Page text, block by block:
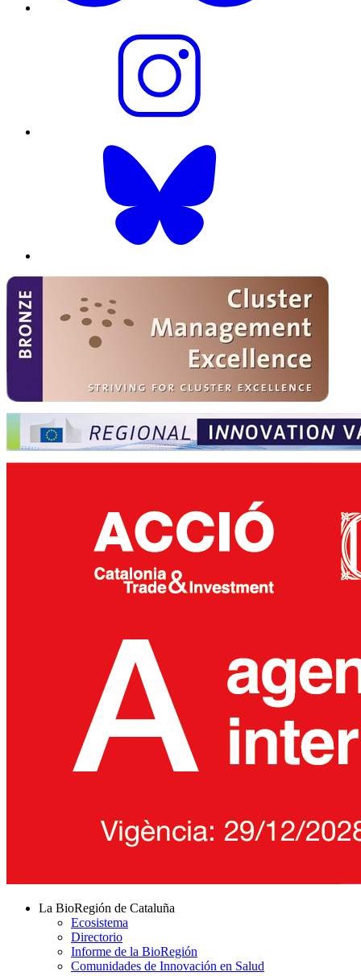
La BioRegión de Cataluña
Ecosistema
Directorio
Informe de la BioRegión
Comunidades de Innovación en Salud